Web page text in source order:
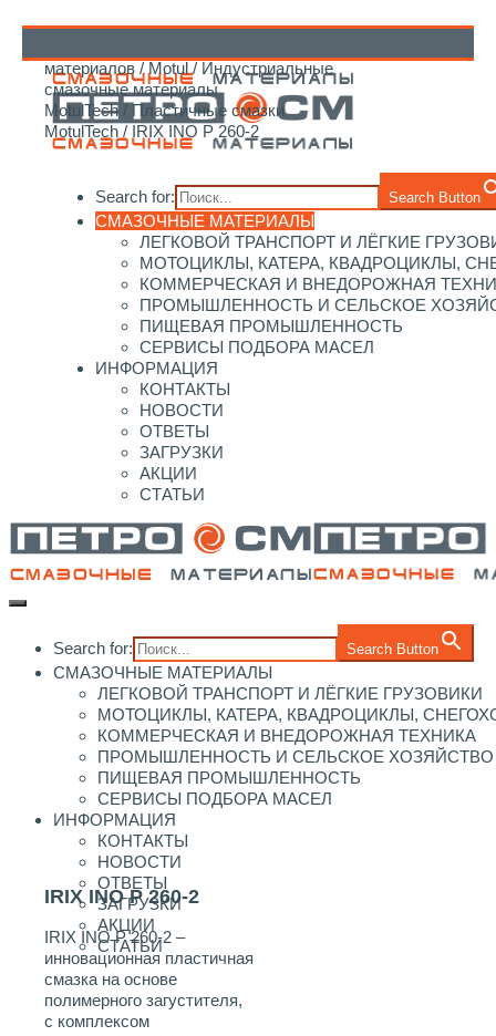
Search for: Search Button
СМАЗОЧНЫЕ МАТЕРИАЛЫ
ЛЕГКОВОЙ ТРАНСПОРТ И ЛЁГКИЕ
МОТОЦИКЛЫ, КАТЕРА, КВАДРОЦИКЛЫ,
КОММЕРЧЕСКАЯ И ВНЕДОРОЖНАЯ
ПРОМЫШЛЕННОСТЬ И СЕЛЬСКОЕ
ПИЩЕВАЯ ПРОМЫШЛЕННОСТЬ
СЕРВИСЫ ПОДБОРА МАСЕЛ
ИНФОРМАЦИЯ
КОНТАКТЫ
НОВОСТИ
ОТВЕТЫ
ЗАГРУЗКИ
АКЦИИ
СТАТЬИ
Search for: Search Button
СМАЗОЧНЫЕ МАТЕРИАЛЫ
ЛЕГКОВОЙ ТРАНСПОРТ И ЛЁГКИЕ ГРУЗОВИКИ
МОТОЦИКЛЫ, КАТЕРА, КВАДРОЦИКЛЫ,
КОММЕРЧЕСКАЯ И ВНЕДОРОЖНАЯ ТЕХНИКА
ПРОМЫШЛЕННОСТЬ И СЕЛЬСКОЕ ХОЗЯЙСТВО
ПИЩЕВАЯ ПРОМЫШЛЕННОСТЬ
СЕРВИСЫ ПОДБОРА МАСЕЛ
ИНФОРМАЦИЯ
КОНТАКТЫ
НОВОСТИ
ОТВЕТЫ
ЗАГРУЗКИ
АКЦИИ
СТАТЬИ
материалов/Motul/ Индустриальные
смазочные материалы
MotulTech/ Пластичные смазки
MotulTech/ IRIX INO P 260-2
IRIX INO P 260-2
IRIX INO P 260-2 –
инновационная пластичная
смазка на основе
полимерного загустителя,
с комплексом